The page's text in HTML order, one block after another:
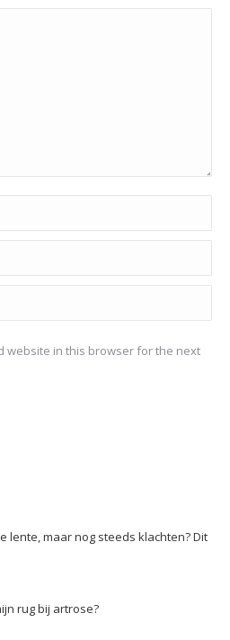
website in this browser for the next
lente, maar nog steeds klachten? Dit
rug bij artrose?